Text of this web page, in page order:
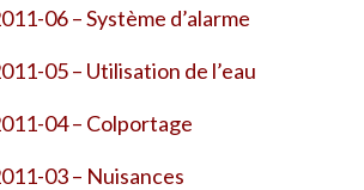
06 – Système d’alarme
05 – Utilisation de l’eau
04 – Colportage
03 – Nuisances